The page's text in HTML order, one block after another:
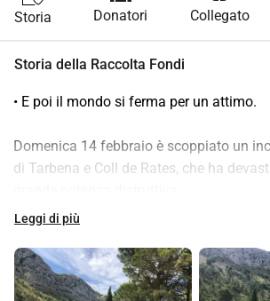
Storia Donatori Collegato
Storia della Raccolta Fondi
• E poi il mondo si ferma per un attimo.
Domenica 14 febbraio è scoppiato un
di Tarbena e Coll de Rates, che ha
In questa zona il nostro amico Cesar ha il suo campo da
pomodori. Oltre alle verdure, da anni
extravergine di oliva pregiato del suo
Leggi di più